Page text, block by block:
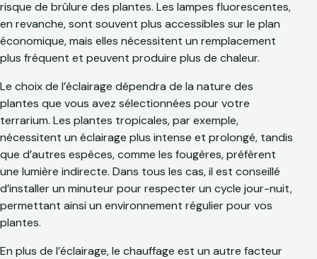
risque de brûlure des plantes. Les lampes fluorescentes,
en revanche, sont souvent plus accessibles sur le plan
économique, mais elles nécessitent un remplacement
plus fréquent et peuvent produire plus de chaleur.
Le choix de l’éclairage dépendra de la nature des
plantes que vous avez sélectionnées pour votre
terrarium. Les plantes tropicales, par exemple,
nécessitent un éclairage plus intense et prolongé, tandis
que d’autres espèces, comme les fougères, préfèrent
une lumière indirecte. Dans tous les cas, il est conseillé
d’installer un minuteur pour respecter un cycle jour-nuit,
permettant ainsi un environnement régulier pour vos
plantes.
En plus de l’éclairage, le chauffage est un autre facteur